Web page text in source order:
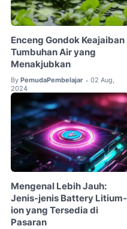
Enceng Gondok Keajaiban
Tumbuhan Air yang
Menakjubkan
By PemudaPembelajar • 02 Aug,
2024
Mengenal Lebih Jauh:
Jenis-jenis Battery Litium-
ion yang Tersedia di
Pasaran